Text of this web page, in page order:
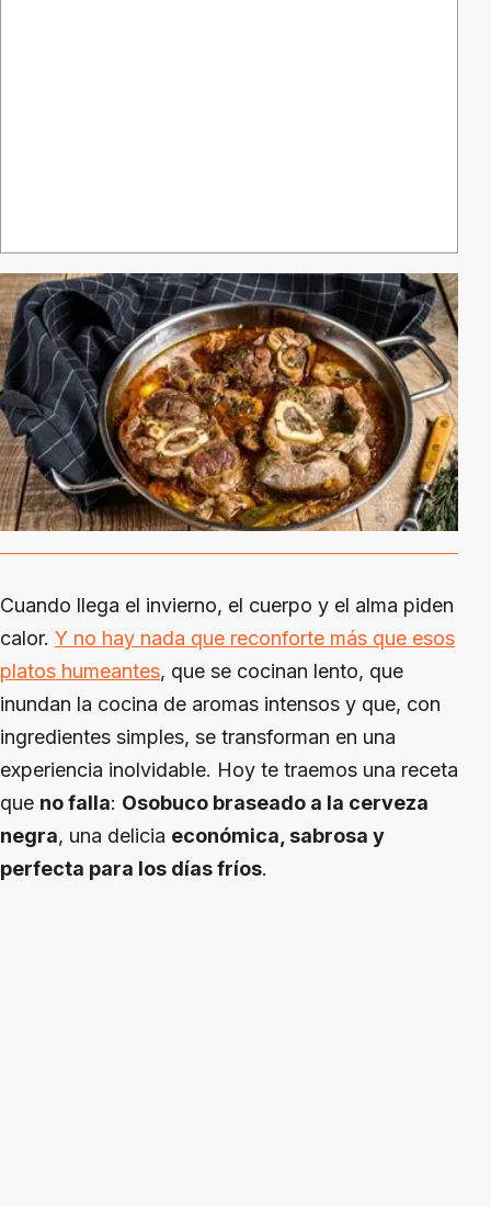
Cuando llega el invierno, el cuerpo y el alma piden
calor. Y no hay nada que reconforte más que esos
platos humeantes, que se cocinan lento, que
inundan la cocina de aromas intensos y que, con
ingredientes simples, se transforman en una
experiencia inolvidable. Hoy te traemos una receta
que no falla: Osobuco braseado a la cerveza
negra, una delicia económica, sabrosa y
perfecta para los días fríos.